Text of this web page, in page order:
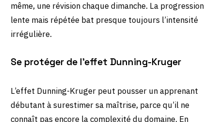
même, une révision chaque dimanche. La progression
lente mais répétée bat presque toujours l’intensité
irrégulière.
Se protéger de l’effet Dunning-Kruger
L’effet Dunning-Kruger peut pousser un apprenant
débutant à surestimer sa maîtrise, parce qu’il ne
connaît pas encore la complexité du domaine. En